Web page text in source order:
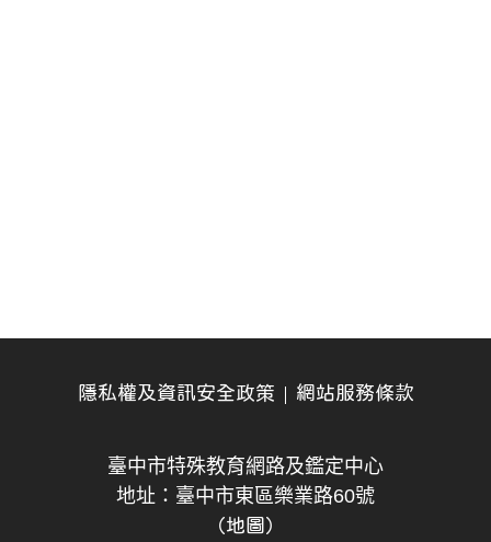
隱私權及資訊安全政策 網站服務條款
臺中市特殊教育網路及鑑定中心
地址：臺中市東區樂業路60號
（地圖）